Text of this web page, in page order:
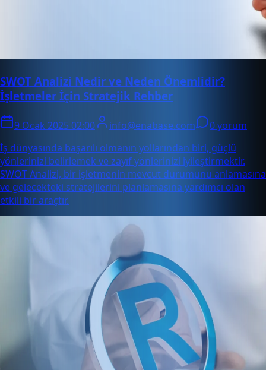
SWOT Analizi Nedir ve Neden Önemlidir?
İşletmeler İçin Stratejik Rehber
9 Ocak 2025 02:00 info@enabase.com
0 yorum
İş dünyasında başarılı olmanın yollarından biri, güçlü
yönlerinizi belirlemek ve zayıf yönlerinizi iyileştirmektir.
SWOT Analizi, bir işletmenin mevcut durumunu anlamasına
ve gelecekteki stratejilerini planlamasına yardımcı olan
etkili bir araçtır.